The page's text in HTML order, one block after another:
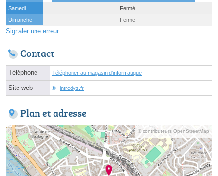
Samedi
Fermé
Dimanche
Fermé
Signaler une erreur
Contact
Téléphone Téléphoner au magasin d'informatique
Site web intredys.fr
Plan et adresse
© contributeurs OpenStreetMap